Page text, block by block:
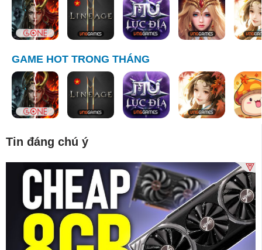
GAME HOT TRONG THÁNG
Tin đáng chú ý